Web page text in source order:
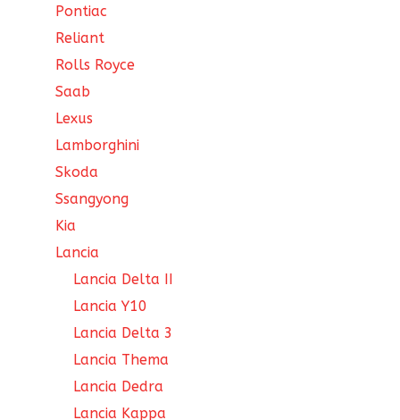
Pontiac
Reliant
Rolls Royce
Saab
Lexus
Lamborghini
Skoda
Ssangyong
Kia
Lancia
Lancia Delta II
Lancia Y10
Lancia Delta 3
Lancia Thema
Lancia Dedra
Lancia Kappa